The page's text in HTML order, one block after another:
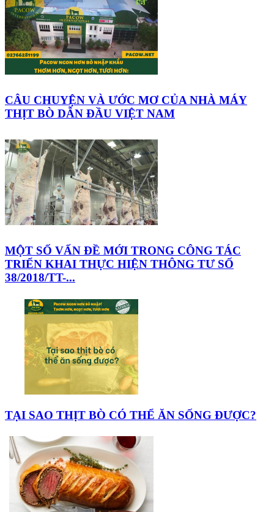
CÂU CHUYỆN VÀ ƯỚC MƠ CỦA NHÀ MÁY
THỊT BÒ DẪN ĐẦU VIỆT NAM
MỘT SỐ VẤN ĐỀ MỚI TRONG CÔNG TÁC
TRIỂN KHAI THỰC HIỆN THÔNG TƯ SỐ
38/2018/TT-...
TẠI SAO THỊT BÒ CÓ THỂ ĂN SỐNG ĐƯỢC?